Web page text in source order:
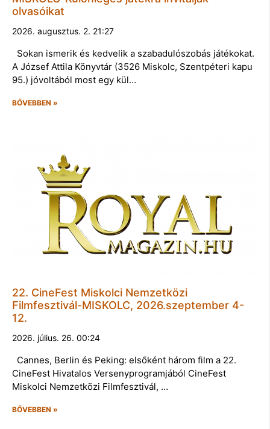
olvasóikat
2026. augusztus. 2. 21:27
Sokan ismerik és kedvelik a szabadulószobás játékokat.
A József Attila Könyvtár (3526 Miskolc, Szentpéteri kapu
95.) jóvoltából most egy kül…
BŐVEBBEN »
22. CineFest Miskolci Nemzetközi
Filmfesztivál-MISKOLC, 2026.szeptember 4-
12.
2026. július. 26. 00:24
Cannes, Berlin és Peking: elsőként három film a 22.
CineFest Hivatalos Versenyprogramjából CineFest
Miskolci Nemzetközi Filmfesztivál, …
BŐVEBBEN »